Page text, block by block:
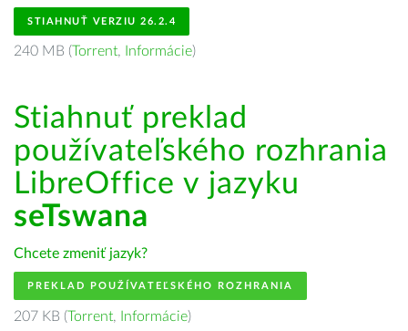
STIAHNUŤ VERZIU 26.2.4
240 MB (Torrent, Informácie)
Stiahnuť preklad
používateľského rozhrania
LibreOffice v jazyku
seTswana
Chcete zmeniť jazyk?
PREKLAD POUŽÍVATEĽSKÉHO ROZHRANIA
207 KB (Torrent, Informácie)